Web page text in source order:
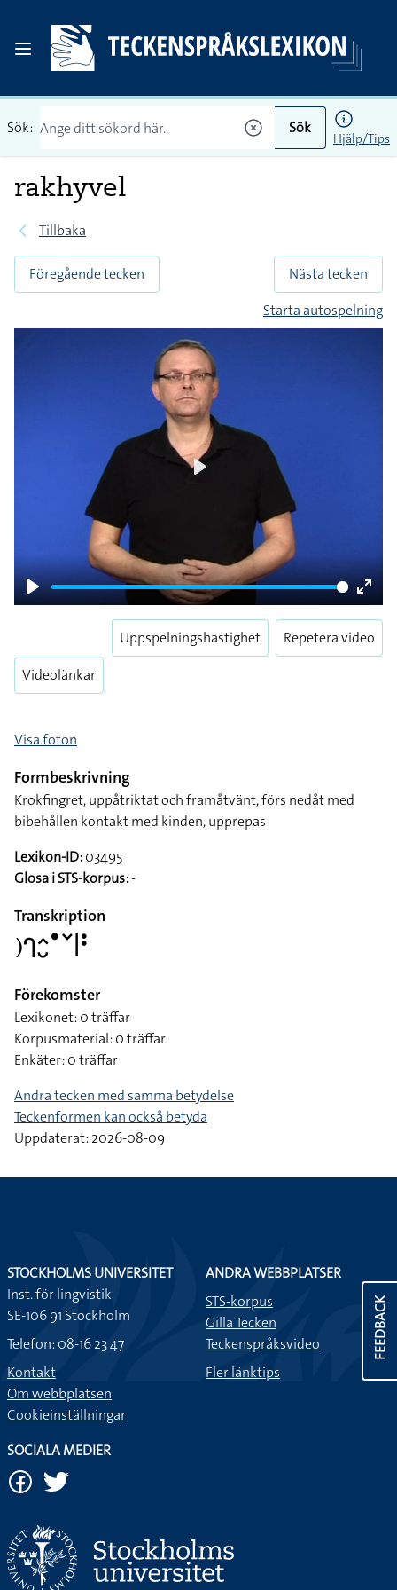
Sök: Sök
Hjälp/Tips
rakhyvel
Tillbaka
Föregående tecken
Nästa tecken
Starta autospelning
Play
Enter
Videolänkar
Uppspelningshastighet Repetera video
Visa foton
Formbeskrivning
Krokfingret, uppåtriktat och framåtvänt, förs nedåt med
bibehållen kontakt med kinden, upprepas
Lexikon-ID:03495
Glosa i STS-korpus:-
Transkription
􌤊􌤪􌤵􌤷􌤟􌥧􌥼􌥻
Förekomster
Lexikonet: 0 träffar
Korpusmaterial: 0 träffar
Enkäter: 0 träffar
Andra tecken med samma betydelse
Teckenformen kan också betyda
Uppdaterat: 2026-08-09
FEEDBACK
STOCKHOLMS UNIVERSITET
Inst. för lingvistik
SE-106 91 Stockholm
Telefon: 08-16 23 47
Kontakt
Om webbplatsen
Cookieinställningar
ANDRA WEBBPLATSER
STS-korpus
Gilla Tecken
Teckenspråksvideo
Fler länktips
SOCIALA MEDIER